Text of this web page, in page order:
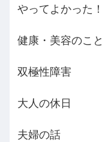
やってよかった！
健康・美容のこと
双極性障害
大人の休日
夫婦の話